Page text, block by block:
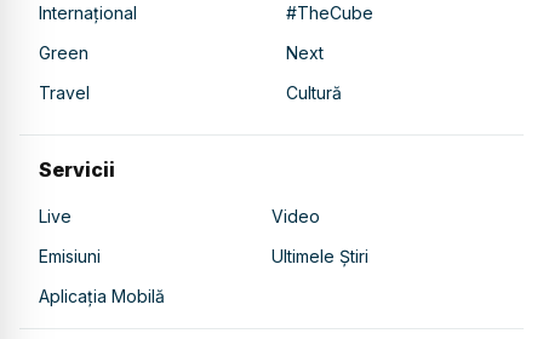
Internațional
#TheCube
Green
Next
Travel
Cultură
Servicii
Live
Video
Emisiuni
Ultimele Știri
Aplicația Mobilă